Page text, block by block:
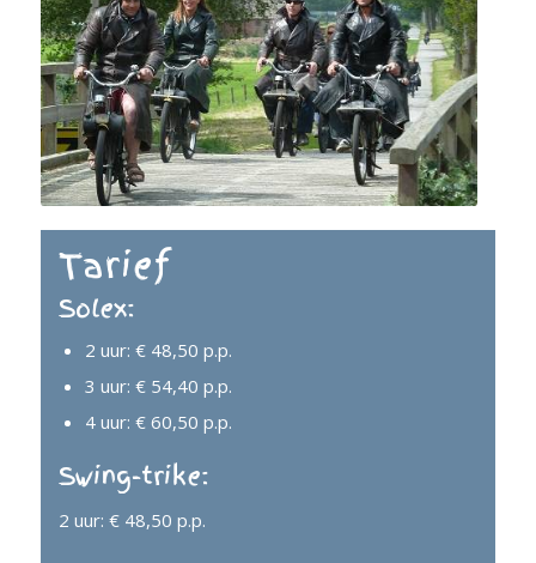
Tarief
Solex:
2 uur: € 48,50 p.p.
3 uur: € 54,40 p.p.
4 uur: € 60,50 p.p.
Swing-trike:
2 uur: € 48,50 p.p.